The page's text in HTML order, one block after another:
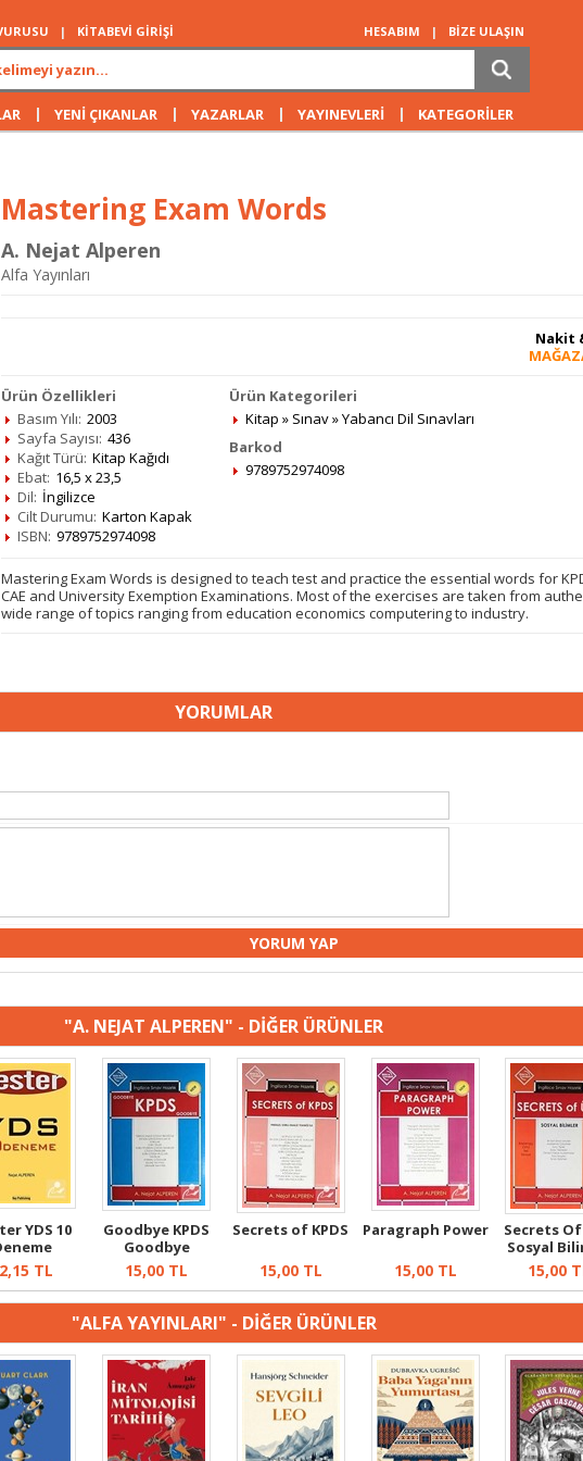
| KİTABEVİ GİRİŞİ HESABIM | BİZE ULAŞIN
| YENİ ÇIKANLAR | YAZARLAR | YAYINEVLERİ | KATEGORİLER
Mastering Exam Words
A. Nejat Alperen
Alfa Yayınları
Nakit
Ürün Özellikleri
Basım Yılı: 2003
Sayfa Sayısı: 436
Kağıt Türü: Kitap Kağıdı
Ebat: 16,5 x 23,5
Dil: İngilizce
Cilt Durumu: Karton Kapak
ISBN: 9789752974098
Ürün Kategorileri
Kitap » Sınav»Yabancı Dil Sınavları
Barkod
9789752974098
Mastering Exam Words is designed to teach test and practice the essential words for
CAE and University Exemption Examinations. Most of the exercises are taken from
wide range of topics ranging from education economics computering to industry.
YORUMLAR
"A. NEJAT ALPEREN" - DİĞER ÜRÜNLER
YDS 10
TL
Goodbye KPDS
Goodbye
15,00 TL
Secrets of KPDS
15,00TL
Paragraph Power
15,00TL
Secrets Of
Sosyal
15,00
"ALFA YAYINLARI" - DİĞER ÜRÜNLER